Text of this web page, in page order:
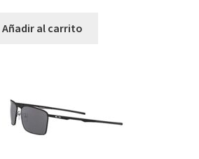
Añadir al carrito